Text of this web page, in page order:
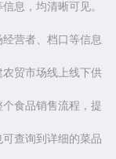
息，均清晰可见。
营者、档口等信息
农贸市场线上线下供
食品销售流程，提
查询到详细的菜品